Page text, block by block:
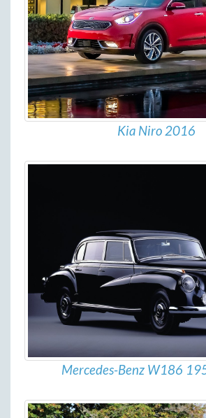
Kia Niro 2016
Mercedes-Benz W186